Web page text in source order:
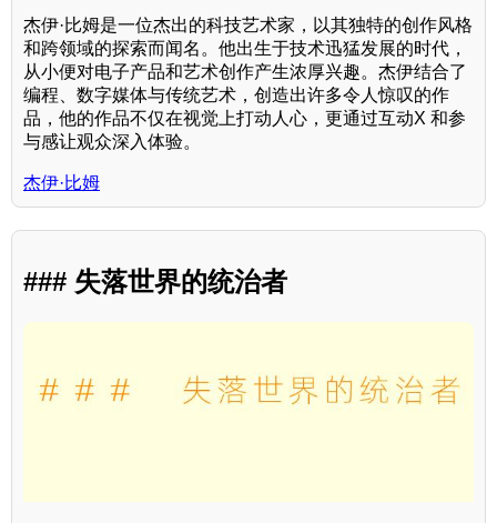
杰伊·比姆是一位杰出的科技艺术家，以其独特的创作风格
和跨领域的探索而闻名。他出生于技术迅猛发展的时代，
从小便对电子产品和艺术创作产生浓厚兴趣。杰伊结合了
编程、数字媒体与传统艺术，创造出许多令人惊叹的作
品，他的作品不仅在视觉上打动人心，更通过互动X 和参
与感让观众深入体验。
杰伊·比姆
### 失落世界的统治者